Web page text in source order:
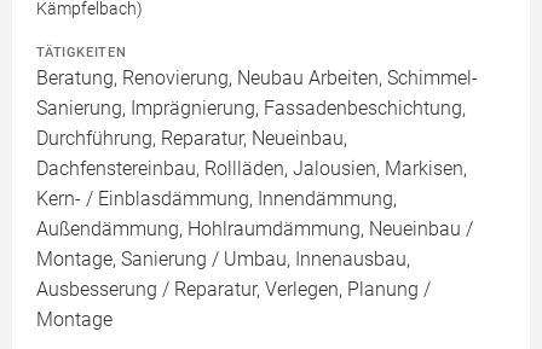
Kämpfelbach)
TÄTIGKEITEN
Beratung, Renovierung, Neubau Arbeiten, Schimmel-
Sanierung, Imprägnierung, Fassadenbeschichtung,
Durchführung, Reparatur, Neueinbau,
Dachfenstereinbau, Rollläden, Jalousien, Markisen,
Kern- / Einblasdämmung, Innendämmung,
Außendämmung, Hohlraumdämmung, Neueinbau /
Montage, Sanierung / Umbau, Innenausbau,
Ausbesserung / Reparatur, Verlegen, Planung /
Montage